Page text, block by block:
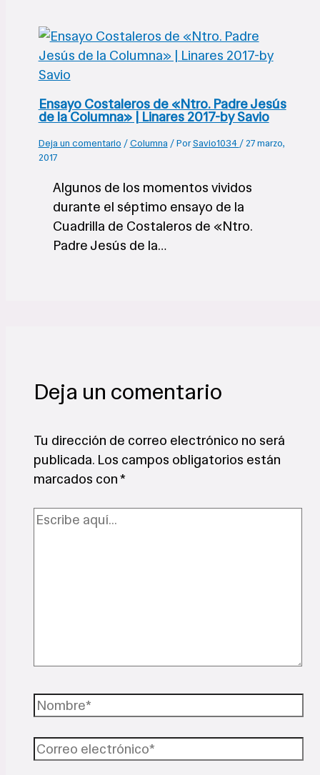
Ensayo Costaleros de «Ntro. Padre Jesús
de la Columna» | Linares 2017-by Savio
Deja un comentario /Columna / PorSavio1034 /27 marzo,
2017
Algunos de los momentos vividos
durante el séptimo ensayo de la
Cuadrilla de Costaleros de «Ntro.
Padre Jesús de la…
Deja un comentario
Tu dirección de correo electrónico no será
publicada. Los campos obligatorios están
marcados con*
Escribe
Nombre*
Correo
electrónico*